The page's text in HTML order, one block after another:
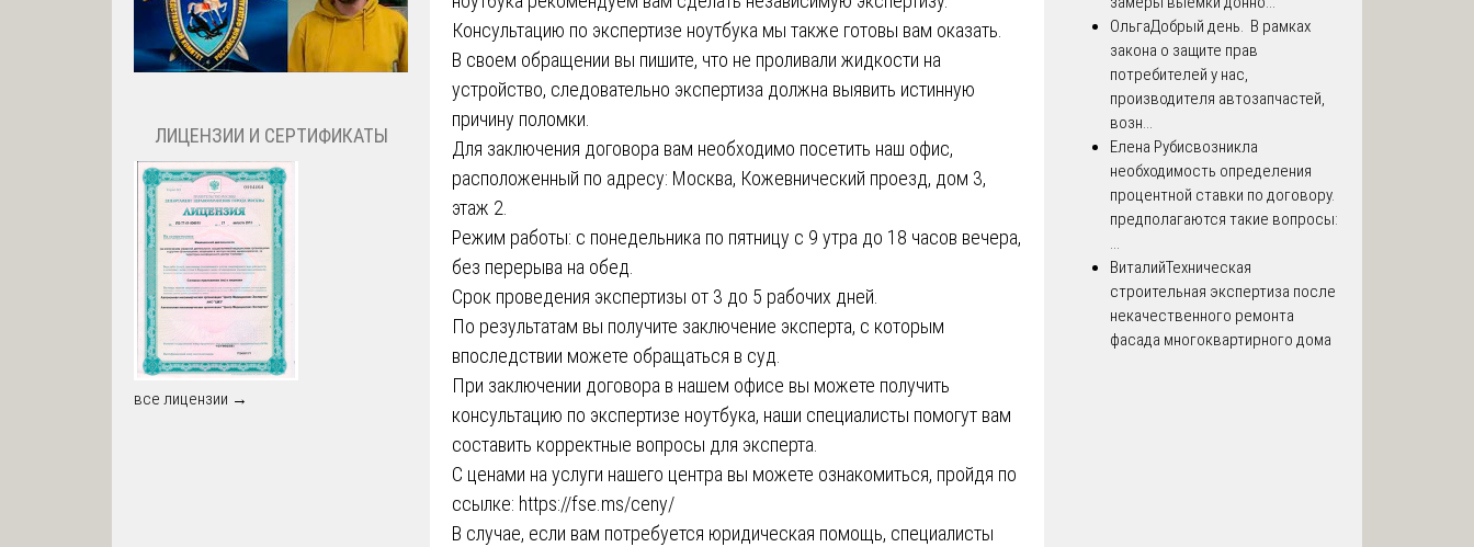
Консультацию по экспертизе ноутбука мы также готовы вам оказать.
В своем обращении вы пишите, что не проливали жидкости на
устройство, следовательно экспертиза должна выявить истинную
причину поломки.
Для заключения договора вам необходимо посетить наш офис,
расположенный по адресу: Москва, Кожевнический проезд, дом 3,
этаж 2.
Режим работы: с понедельника по пятницу с 9 утра до 18 часов вечера,
без перерыва на обед.
Срок проведения экспертизы от 3 до 5 рабочих дней.
По результатам вы получите заключение эксперта, с которым
впоследствии можете обращаться в суд.
При заключении договора в нашем офисе вы можете получить
консультацию по экспертизе ноутбука, наши специалисты помогут вам
составить корректные вопросы для эксперта.
С ценами на услуги нашего центра вы можете ознакомиться, пройдя по
ссылке: https://fse.ms/ceny/
В случае, если вам потребуется юридическая помощь, специалисты
ЛИЦЕНЗИИ И СЕРТИФИКАТЫ
все лицензии →
ОльгаДобрый день. В рамках
закона о защите прав
потребителей у нас,
производителя автозапчастей,
возн...
Елена Рубисвозникла
необходимость определения
процентной ставки по договору.
предполагаются такие вопросы:
...
ВиталийТехническая
строительная экспертиза после
некачественного ремонта
фасада многоквартирного дома